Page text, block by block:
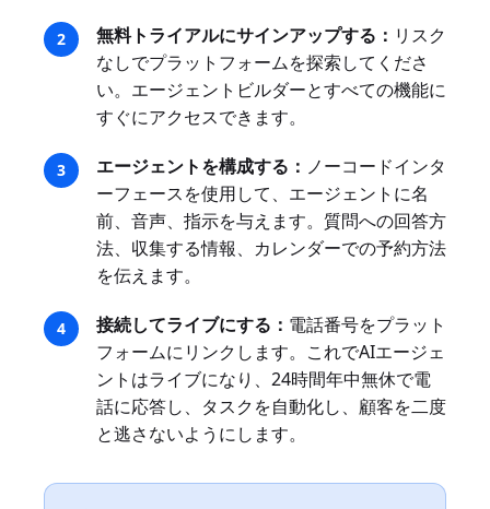
無料トライアルにサインアップする： リスク
なしでプラットフォームを探索してくださ
い。エージェントビルダーとすべての機能に
すぐにアクセスできます。
エージェントを構成する： ノーコードインタ
ーフェースを使用して、エージェントに名
前、音声、指示を与えます。質問への回答方
法、収集する情報、カレンダーでの予約方法
を伝えます。
接続してライブにする： 電話番号をプラット
フォームにリンクします。これでAIエージェ
ントはライブになり、24時間年中無休で電
話に応答し、タスクを自動化し、顧客を二度
と逃さないようにします。